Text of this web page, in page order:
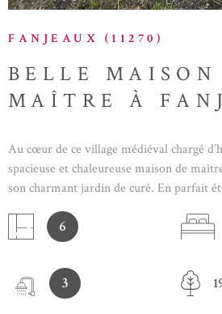
FANJEAUX (11270)
BELLE MAISON
MAÎTRE À
Au cœur de ce village médiéval chargé
spacieuse et chaleureuse maison de
son charmant jardin de curé. En parfait
vous accueillir immédiatement.
habitables, la propriété offre un vaste
d’environ 51 m², une cuisine équipée de
d’environ 23 m², ainsi que trois autres
m². Vous y trouverez également trois
6
3